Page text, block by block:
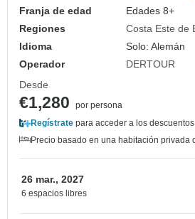
Franja de edad
Edades 8+
Regiones
Costa Este de
Idioma
Solo: Alemán
Operador
DERTOUR
Desde
€1,280
por persona
Regístrate para acceder a los descuentos
Precio basado en una habitación privada
26 mar., 2027
6 espacios libres